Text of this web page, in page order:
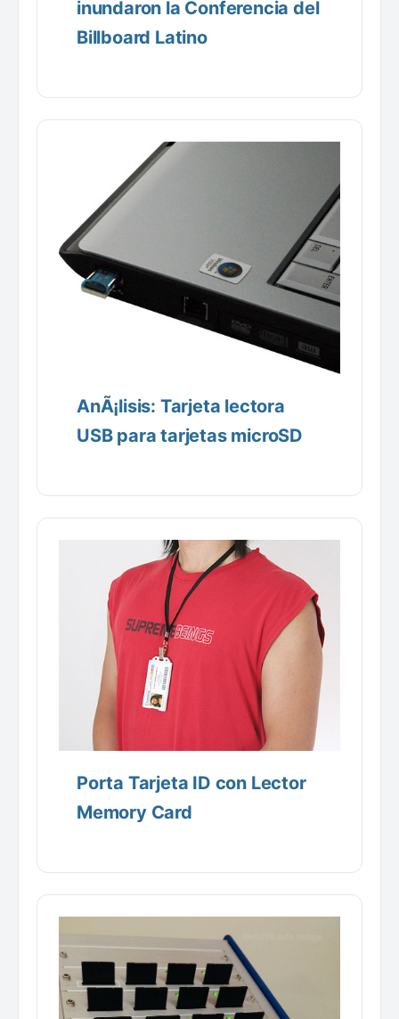
inundaron la Conferencia del
Billboard Latino
AnÃ¡lisis: Tarjeta lectora
USB para tarjetas microSD
Porta Tarjeta ID con Lector
Memory Card